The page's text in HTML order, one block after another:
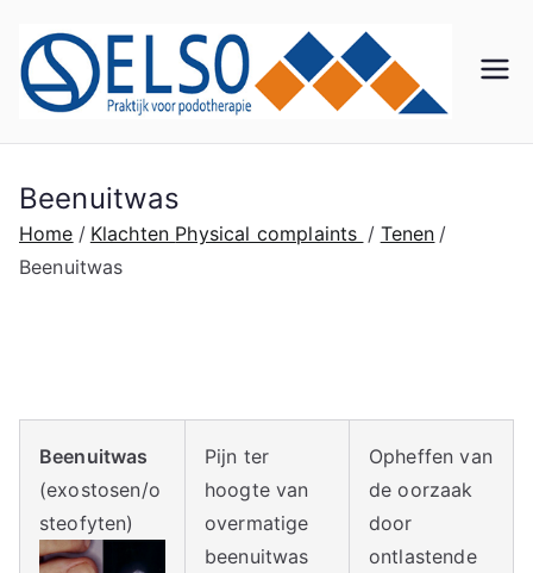
naar
de
inhoud
so
er
ap
ie
Praktij
Beenuitwas
Home Klachten Physical complaints
Tenen
Beenuitwas
Beenuitwas
(exostosen/o
steofyten)
Pijn ter
hoogte van
overmatige
beenuitwas
Opheffen van
de oorzaak
door
ontlastende